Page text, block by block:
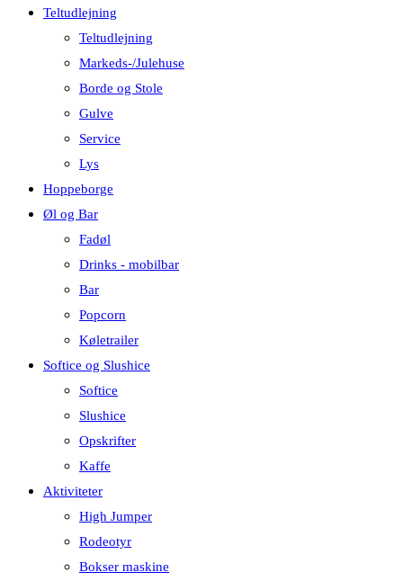
panel.
Teltudlejning
Teltudlejning
Markeds-/Julehuse
Borde og Stole
Gulve
Service
Lys
Hoppeborge
Øl og Bar
Fadøl
Drinks - mobilbar
Bar
Popcorn
Køletrailer
Softice og Slushice
Softice
Slushice
Opskrifter
Kaffe
Aktiviteter
High Jumper
Rodeotyr
Bokser maskine